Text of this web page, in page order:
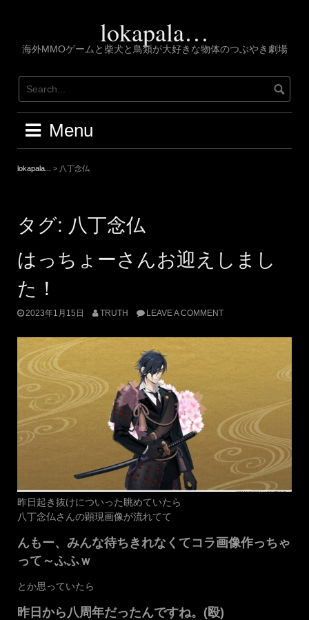
lokapala…
海外MMOゲームと柴犬と鳥類が大好きな物体のつぶやき劇場
Menu
lokapala... > 八丁念仏
タグ: 八丁念仏
はっちょーさんお迎えしまし
た！
2023年1月15日 TRUTH LEAVE A COMMENT
昨日起き抜けについった眺めていたら
八丁念仏さんの顕現画像が流れてて
んもー、みんな待ちきれなくてコラ画像作っちゃ
って～ふふｗ
とか思っていたら
昨日から八周年だったんですね。(殴)